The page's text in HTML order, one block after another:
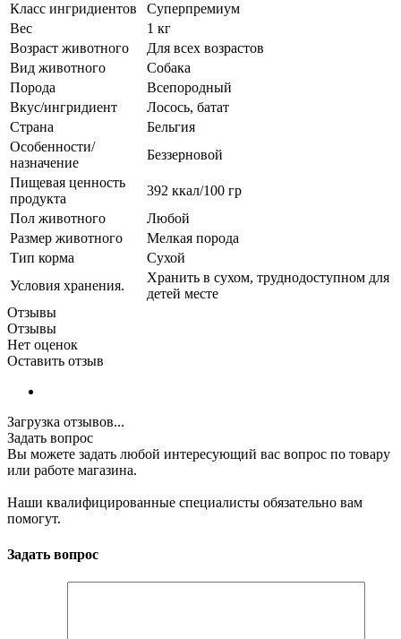
Класс ингридиентов
Суперпремиум
Вес
1 кг
Возраст животного
Для всех возрастов
Вид животного
Собака
Порода
Всепородный
Вкус/ингридиент
Лосось, батат
Страна
Бельгия
Особенности/
назначение
Беззерновой
Пищевая ценность
продукта
392 ккал/100 гр
Пол животного
Любой
Размер животного
Мелкая порода
Тип корма
Сухой
Условия хранения.
Хранить в сухом, труднодоступном для
детей месте
Отзывы
Отзывы
Нет оценок
Оставить отзыв
Загрузка отзывов...
Задать вопрос
Вы можете задать любой интересующий вас вопрос по товару
или работе магазина.
Наши квалифицированные специалисты обязательно вам
помогут.
Задать вопрос